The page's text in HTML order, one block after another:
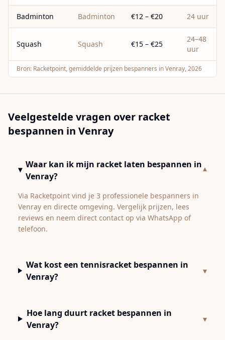
Badminton Badminton €12 – €20 24 uur
Squash Squash €15 – €25
24–48
uur
Bron: Racketpoint, gemiddelde prijzen bespanners in Venray, 2026
Veelgestelde vragen over racket
bespannen in Venray
Waar kan ik mijn racket laten bespannen in
Venray?
▾
Via Racketpoint vind je 3 professionele bespanners in
Venray en directe omgeving. Vergelijk prijzen, lees
reviews en neem direct contact op via WhatsApp of
telefoon.
Wat kost een tennisracket bespannen in
Venray?
▾
Hoe lang duurt racket bespannen in
Venray?
▾